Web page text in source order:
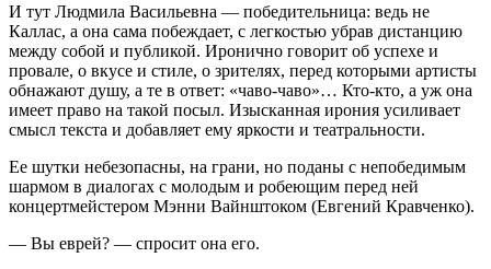
И тут Людмила Васильевна — победительница: ведь не
Каллас, а она сама побеждает, с легкостью убрав дистанцию
между собой и публикой. Иронично говорит об успехе и
провале, о вкусе и стиле, о зрителях, перед которыми артисты
обнажают душу, а те в ответ: «чаво-чаво»… Кто-кто, а уж она
имеет право на такой посыл. Изысканная ирония усиливает
смысл текста и добавляет ему яркости и театральности.
Ее шутки небезопасны, на грани, но поданы с непобедимым
шармом в диалогах с молодым и робеющим перед ней
концертмейстером Мэнни Вайнштоком (Евгений Кравченко).
— Вы еврей? — спросит она его.